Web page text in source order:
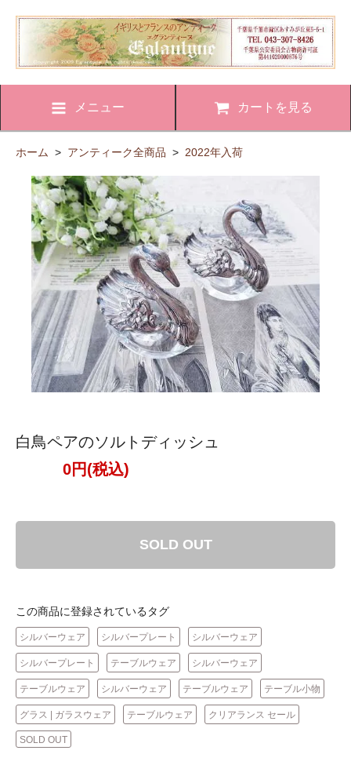
メニュー カートを見る
ホーム > アンティーク全商品 > 2022年入荷
白鳥ペアのソルトディッシュ
0円(税込)
SOLD OUT
この商品に登録されているタグ
シルバーウェア シルバープレート シルバーウェア
シルバープレート テーブルウェア シルバーウェア
テーブルウェア シルバーウェア テーブルウェア テーブル小物
グラス | ガラスウェア テーブルウェア クリアランス セール
SOLD OUT